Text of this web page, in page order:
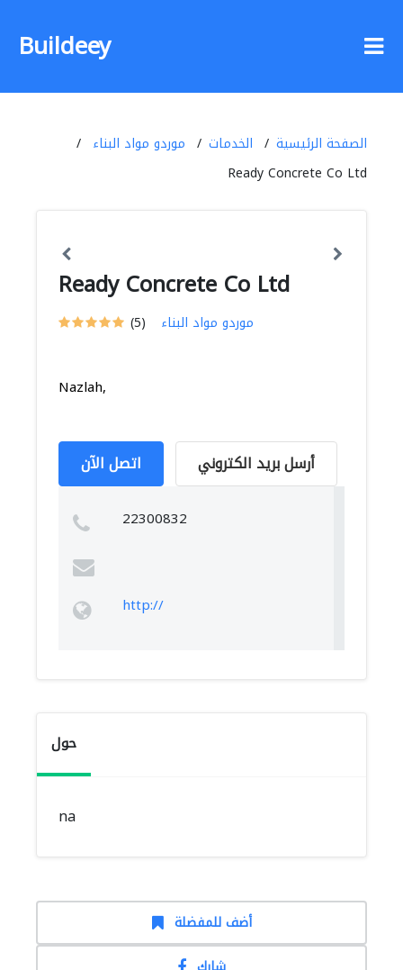
Buildeey
الصفحة الرئيسية الخدمات
موردو مواد البناء
Ready Concrete Co Ltd
Ready Concrete Co Ltd
(5) موردو مواد البناء
Nazlah,
اتصل الآن أرسل بريد الكتروني
22300832
http://
حول
na
أضف للمفضلة